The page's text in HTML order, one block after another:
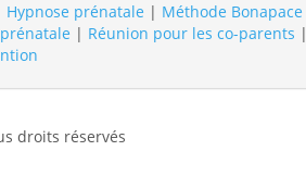
Hypnose prénatale | Méthode Bonapace
| Réunion pour les co-parents |
droits réservés